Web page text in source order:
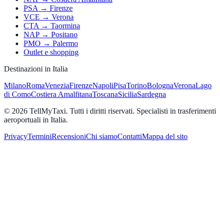
PSA → Firenze
VCE → Verona
CTA → Taormina
NAP → Positano
PMO → Palermo
Outlet e shopping
Destinazioni in Italia
MilanoRomaVeneziaFirenzeNapoliPisaTorinoBolognaVeronaLago
di ComoCostiera AmalfitanaToscanaSiciliaSardegna
© 2026 TellMyTaxi. Tutti i diritti riservati. Specialisti in trasferimenti
aeroportuali in Italia.
PrivacyTerminiRecensioniChi siamoContattiMappa del sito